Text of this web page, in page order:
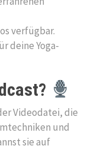
verfügbar.
deine Yoga-
Videodatei, die
und
sie auf